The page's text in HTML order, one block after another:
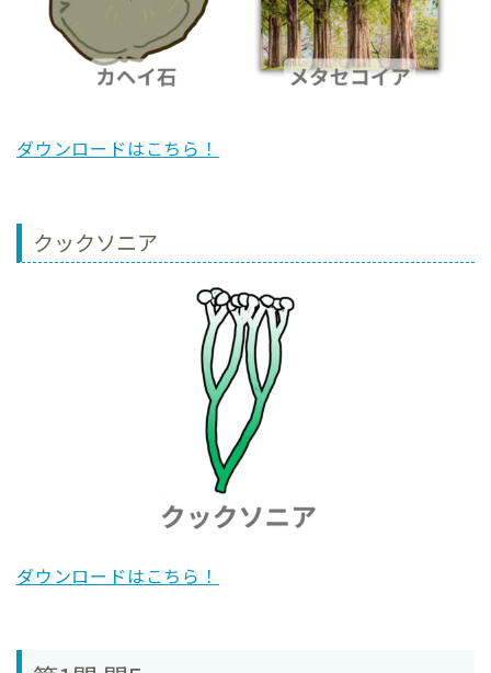
ダウンロードはこちら！
クックソニア
ダウンロードはこちら！